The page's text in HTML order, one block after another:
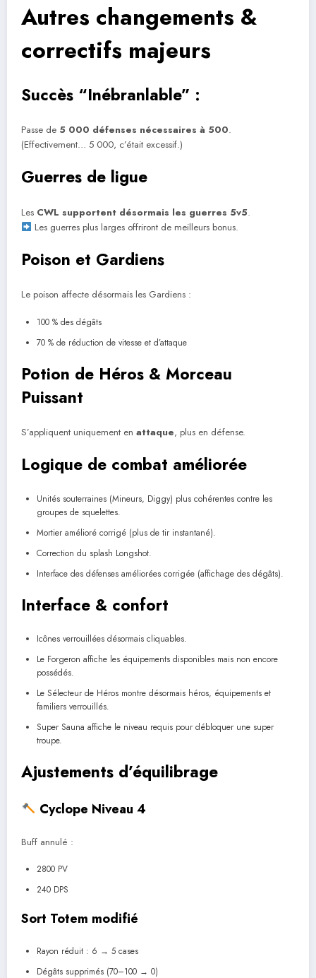
Autres changements &
correctifs majeurs
Succès “Inébranlable” :
Passe de 5 000 défenses nécessaires à 500.
(Effectivement… 5 000, c’était excessif.)
Guerres de ligue
Les CWL supportent désormais les guerres 5v5.
Les guerres plus larges offriront de meilleurs bonus.
Poison et Gardiens
Le poison affecte désormais les Gardiens :
100 % des dégâts
70 % de réduction de vitesse et d’attaque
Potion de Héros & Morceau
Puissant
S’appliquent uniquement en attaque, plus en défense.
Logique de combat améliorée
Unités souterraines (Mineurs, Diggy) plus cohérentes contre les
groupes de squelettes.
Mortier amélioré corrigé (plus de tir instantané).
Correction du splash Longshot.
Interface des défenses améliorées corrigée (affichage des dégâts).
Interface & confort
Icônes verrouillées désormais cliquables.
Le Forgeron affiche les équipements disponibles mais non encore
possédés.
Le Sélecteur de Héros montre désormais héros, équipements et
familiers verrouillés.
Super Sauna affiche le niveau requis pour débloquer une super
troupe.
Ajustements d’équilibrage
Cyclope Niveau 4
Buff annulé :
2800 PV
240 DPS
Sort Totem modifié
Rayon réduit : 6 → 5 cases
Dégâts supprimés (70–100 → 0)